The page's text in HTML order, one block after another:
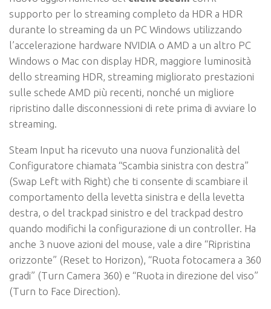
supporto per lo streaming completo da HDR a HDR
durante lo streaming da un PC Windows utilizzando
l’accelerazione hardware NVIDIA o AMD a un altro PC
Windows o Mac con display HDR, maggiore luminosità
dello streaming HDR, streaming migliorato prestazioni
sulle schede AMD più recenti, nonché un migliore
ripristino dalle disconnessioni di rete prima di avviare lo
streaming.
Steam Input ha ricevuto una nuova funzionalità del
Configuratore chiamata “Scambia sinistra con destra”
(Swap Left with Right) che ti consente di scambiare il
comportamento della levetta sinistra e della levetta
destra, o del trackpad sinistro e del trackpad destro
quando modifichi la configurazione di un controller. Ha
anche 3 nuove azioni del mouse, vale a dire “Ripristina
orizzonte” (Reset to Horizon), “Ruota fotocamera a 360
gradi” (Turn Camera 360) e “Ruota in direzione del viso”
(Turn to Face Direction).